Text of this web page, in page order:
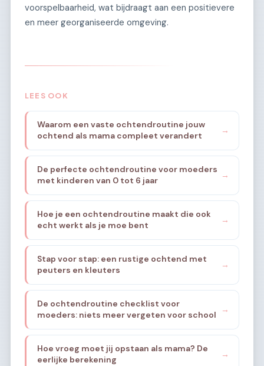
voorspelbaarheid, wat bijdraagt aan een positievere
en meer georganiseerde omgeving.
LEES OOK
Waarom een vaste ochtendroutine jouw
ochtend als mama compleet verandert
→
De perfecte ochtendroutine voor moeders
met kinderen van 0 tot 6 jaar
→
Hoe je een ochtendroutine maakt die ook
echt werkt als je moe bent
→
Stap voor stap: een rustige ochtend met
peuters en kleuters
→
De ochtendroutine checklist voor
moeders: niets meer vergeten voor school
→
Hoe vroeg moet jij opstaan als mama? De
eerlijke berekening
→